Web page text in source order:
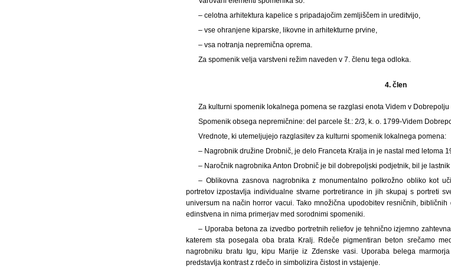
– celotna arhitektura kapelice s pripadajočim zemljiščem in ureditvijo,
– vse ohranjene kiparske, likovne in arhitekturne prvine,
– vsa notranja nepremična oprema.
Za spomenik velja varstveni režim naveden v 7. členu tega odloka.
4. člen
Za kulturni spomenik lokalnega pomena se razglasi enota Videm v
Spomenik obsega nepremičnine: del parcele št.: 2/3, k. o. 1799-Videm
Vrednote, ki utemeljujejo razglasitev za kulturni spomenik lokalnega pomena:
– Nagrobnik družine Drobnič, je delo Franceta Kralja in je nastal med letoma
– Naročnik nagrobnika Anton Drobnič je bil dobrepoljski podjetnik, bil je
– Oblikovna zasnova nagrobnika z monumentalno polkrožno obliko kot
portretov izpostavlja individualne stvarne portretirance in jih skupaj s portreti
universum na način horror vacui. Tako množična upodobitev resničnih,
edinstvena in nima primerjav med sorodnimi spomeniki.
– Uporaba betona za izvedbo portretnih reliefov je tehnično izjemno
katerem sta posegala oba brata Kralj. Rdeče pigmentiran beton srečamo
nagrobniku bratu Igu, kipu Marije iz Zdenske vasi. Uporaba belega
predstavlja kontrast z rdečo in simbolizira čistost in vstajenje.